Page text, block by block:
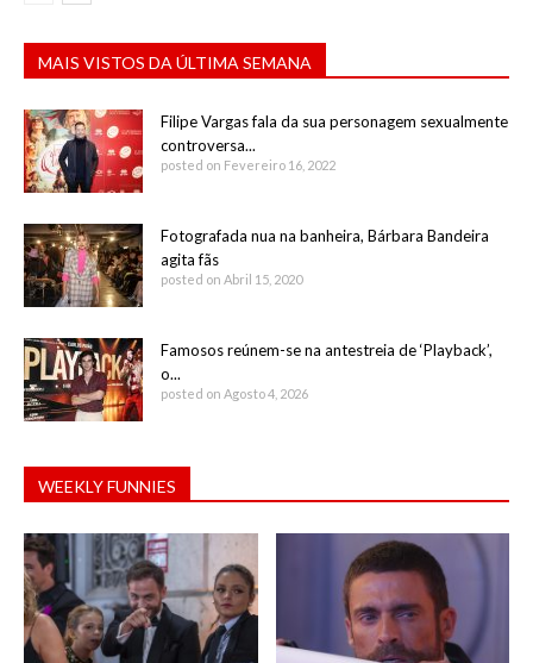
MAIS VISTOS DA ÚLTIMA SEMANA
Filipe Vargas fala da sua personagem sexualmente
controversa...
posted on Fevereiro 16, 2022
Fotografada nua na banheira, Bárbara Bandeira
agita fãs
posted on Abril 15, 2020
Famosos reúnem-se na antestreia de ‘Playback’,
o...
posted on Agosto 4, 2026
WEEKLY FUNNIES